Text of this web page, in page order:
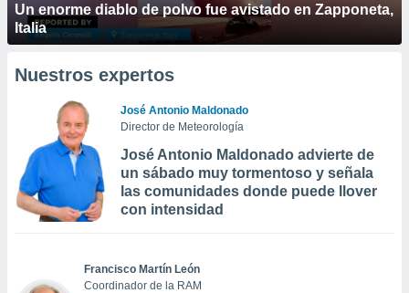
Un enorme diablo de polvo fue avistado en Zapponeta,
Italia
Nuestros expertos
José Antonio Maldonado
Director de Meteorología
José Antonio Maldonado advierte de
un sábado muy tormentoso y señala
las comunidades donde puede llover
con intensidad
Francisco Martín León
Coordinador de la RAM